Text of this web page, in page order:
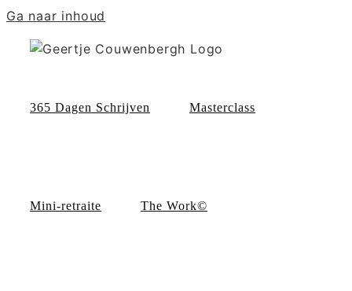
Ga naar inhoud
365 Dagen Schrijven Masterclass
Mini-retraite The Work©